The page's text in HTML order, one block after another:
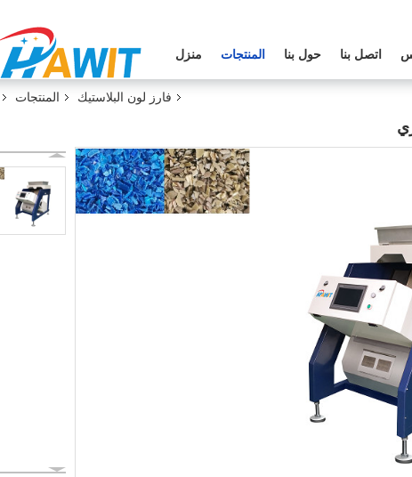
منزل المنتجات حول بنا اتصل بنا
المنتجات فارز لون البلاستيك